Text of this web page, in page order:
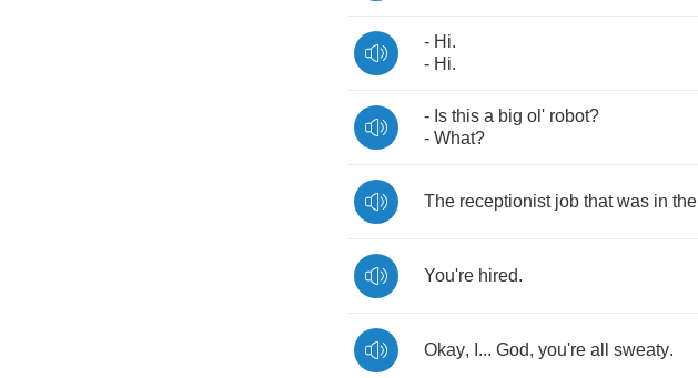
- Hi.
- Hi.
- Is this a big ol' robot?
- What?
The receptionist job that was in the
You're hired.
Okay, ... God, you're all sweaty.